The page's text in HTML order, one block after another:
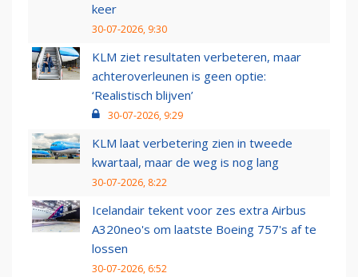
keer
30-07-2026, 9:30
KLM ziet resultaten verbeteren, maar
achteroverleunen is geen optie:
‘Realistisch blijven’
30-07-2026, 9:29
KLM laat verbetering zien in tweede
kwartaal, maar de weg is nog lang
30-07-2026, 8:22
Icelandair tekent voor zes extra Airbus
A320neo's om laatste Boeing 757's af te
lossen
30-07-2026, 6:52